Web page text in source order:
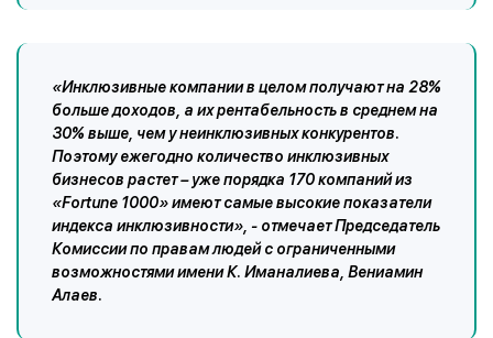
«Инклюзивные компании в целом получают на 28%
больше доходов, а их рентабельность в среднем на
30% выше, чем у неинклюзивных конкурентов.
Поэтому ежегодно количество инклюзивных
бизнесов растет – уже порядка 170 компаний из
«Fortune 1000» имеют самые высокие показатели
индекса инклюзивности», - отмечает Председатель
Комиссии по правам людей с ограниченными
возможностями имени К. Иманалиева, Вениамин
Алаев.